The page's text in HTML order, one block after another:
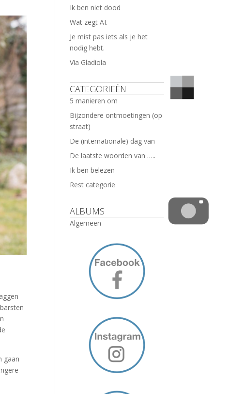
gaan
Ik ben niet dood
Wat zegt AI.
Je mist pas iets als je het
nodig hebt.
Via Gladiola
CATEGORIEËN
5 manieren om
Bijzondere ontmoetingen (op
straat)
De (internationale) dag van
De laatste woorden van …..
Ik ben belezen
Rest categorie
ALBUMS
Algemeen